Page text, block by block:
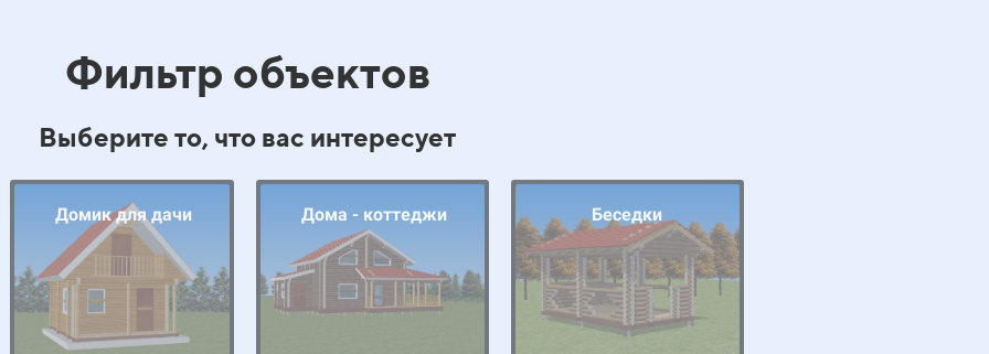
Фильтр объектов
Выберите то, что вас интересует
Домик для дачи Дома - коттеджи Беседки